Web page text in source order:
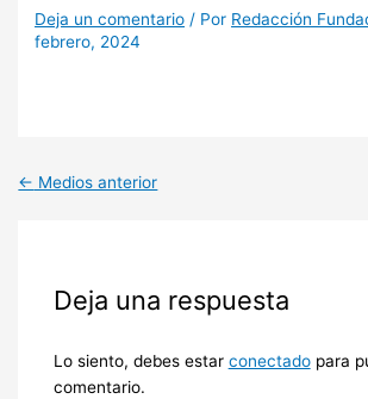
Deja un comentario / Por Redacción
febrero, 2024
← Medios anterior
Deja una respuesta
Lo siento, debes estar conectadopara
comentario.